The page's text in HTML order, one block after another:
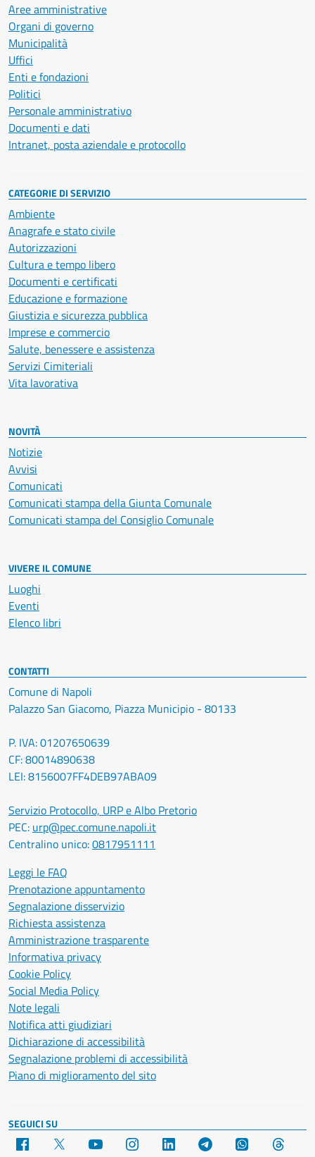
Aree amministrative
Organi di governo
Municipalità
Uffici
Enti e fondazioni
Politici
Personale amministrativo
Documenti e dati
Intranet, posta aziendale e protocollo
CATEGORIE DI SERVIZIO
Ambiente
Anagrafe e stato civile
Autorizzazioni
Cultura e tempo libero
Documenti e certificati
Educazione e formazione
Giustizia e sicurezza pubblica
Imprese e commercio
Salute, benessere e assistenza
Servizi Cimiteriali
Vita lavorativa
NOVITÀ
Notizie
Avvisi
Comunicati
Comunicati stampa della Giunta Comunale
Comunicati stampa del Consiglio Comunale
VIVERE IL COMUNE
Luoghi
Eventi
Elenco libri
CONTATTI
Comune di Napoli
Palazzo San Giacomo, Piazza Municipio - 80133
P. IVA: 01207650639
CF: 80014890638
LEI: 8156007FF4DEB97ABA09
Servizio Protocollo, URP e Albo Pretorio
PEC: urp@pec.comune.napoli.it
Centralino unico:0817951111
Leggi le FAQ
Prenotazione appuntamento
Segnalazione disservizio
Richiesta assistenza
Amministrazione trasparente
Informativa privacy
Cookie Policy
Social Media Policy
Note legali
Notifica atti giudiziari
Dichiarazione di accessibilità
Segnalazione problemi di accessibilità
Piano di miglioramento del sito
SEGUICI SU
Facebook YouTube Instagram LinkedIn Telegram WhatsApp